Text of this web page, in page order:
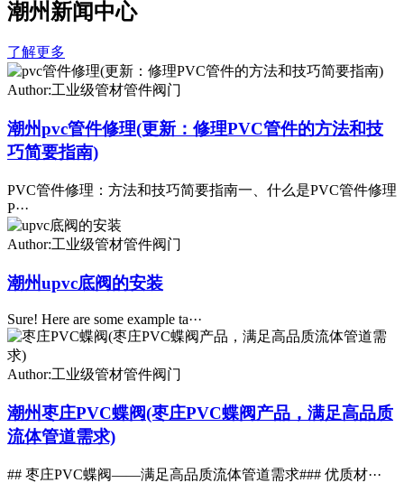
潮州新闻中心
了解更多
Author:工业级管材管件阀门
潮州pvc管件修理(更新：修理PVC管件的方法和技
巧简要指南)
PVC管件修理：方法和技巧简要指南一、什么是PVC管件修理
P···
Author:工业级管材管件阀门
潮州upvc底阀的安装
Sure! Here are some example ta···
Author:工业级管材管件阀门
潮州枣庄PVC蝶阀(枣庄PVC蝶阀产品，满足高品质
流体管道需求)
## 枣庄PVC蝶阀——满足高品质流体管道需求### 优质材···